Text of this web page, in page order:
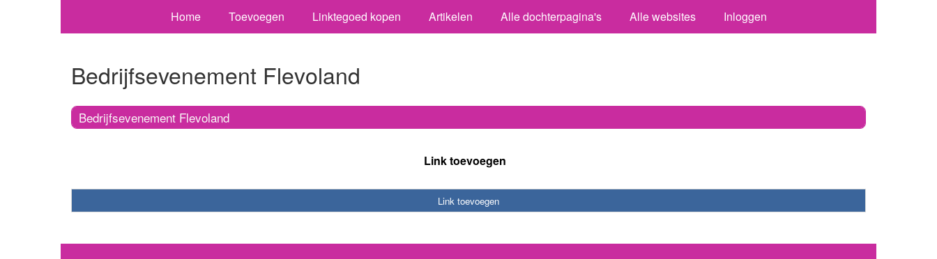
Home Toevoegen Linktegoed kopen Artikelen Alle dochterpagina's Alle websites Inloggen
Bedrijfsevenement Flevoland
Bedrijfsevenement Flevoland
Link toevoegen
Link toevoegen